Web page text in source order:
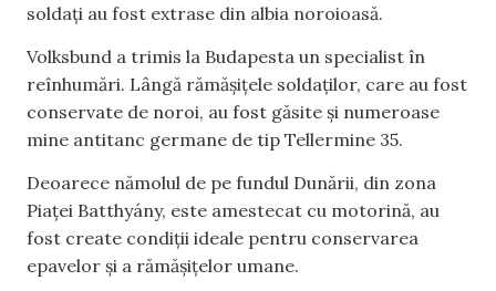
soldați au fost extrase din albia noroioasă.
Volksbund a trimis la Budapesta un specialist în
reînhumări. Lângă rămășițele soldaților, care au fost
conservate de noroi, au fost găsite și numeroase
mine antitanc germane de tip Tellermine 35.
Deoarece nămolul de pe fundul Dunării, din zona
Piaței Batthyány, este amestecat cu motorină, au
fost create condiții ideale pentru conservarea
epavelor și a rămășițelor umane.